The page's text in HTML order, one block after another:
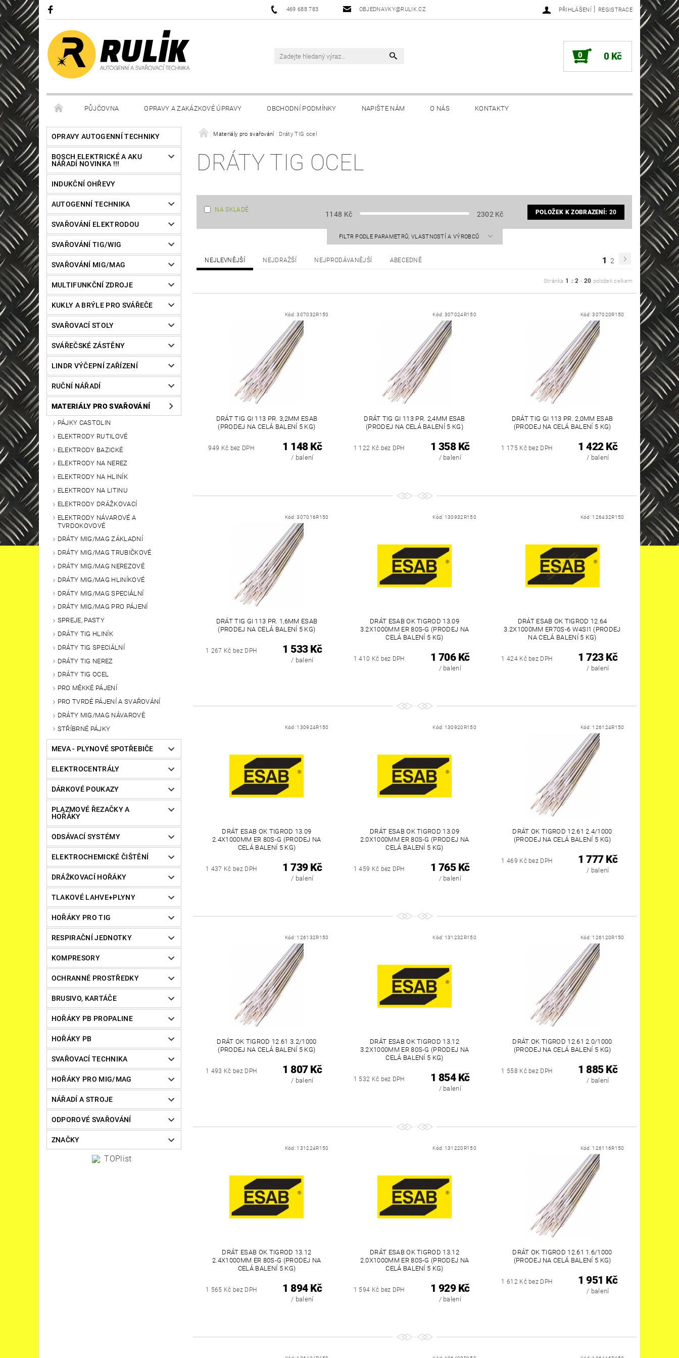
469 688 783 OBJEDNAVKY@RULIK.CZ PŘIHLÁŠENÍ | REGISTRACE
0 0 Kč
PŮJČOVNA OPRAVY A ZAKÁZKOVÉ ÚPRAVY OBCHODNÍ PODMÍNKY NAPIŠTE NÁM O NÁS KONTAKTY
OPRAVY AUTOGENNÍ TECHNIKY
BOSCH ELEKTRICKÉ A AKU
NÁŘADÍ NOVINKA !!!
INDUKČNÍ OHŘEVY
AUTOGENNÍ TECHNIKA
SVAŘOVÁNÍ ELEKTRODOU
SVAŘOVÁNÍ TIG/WIG
SVAŘOVÁNÍ MIG/MAG
MULTIFUNKČNÍ ZDROJE
KUKLY A BRÝLE PRO SVÁŘEČE
SVAŘOVACÍ STOLY
SVÁŘEČSKÉ ZÁSTĚNY
LINDR VÝČEPNÍ ZAŘÍZENÍ
RUČNÍ NÁŘADÍ
MATERIÁLY PRO SVAŘOVÁNÍ
PÁJKY CASTOLIN
ELEKTRODY RUTILOVÉ
ELEKTRODY BAZICKÉ
ELEKTRODY NA NEREZ
ELEKTRODY NA HLINÍK
ELEKTRODY NA LITINU
ELEKTRODY DRÁŽKOVACÍ
ELEKTRODY NÁVAROVÉ A
TVRDOKOVOVÉ
DRÁTY MIG/MAG ZÁKLADNÍ
DRÁTY MIG/MAG TRUBIČKOVÉ
DRÁTY MIG/MAG NEREZOVÉ
DRÁTY MIG/MAG HLINÍKOVÉ
DRÁTY MIG/MAG SPECIÁLNÍ
DRÁTY MIG/MAG PRO PÁJENÍ
SPREJE, PASTY
DRÁTY TIG HLINÍK
DRÁTY TIG SPECIÁLNÍ
DRÁTY TIG NEREZ
DRÁTY TIG OCEL
PRO MĚKKÉ PÁJENÍ
PRO TVRDÉ PÁJENÍ A SVAŘOVÁNÍ
DRÁTY MIG/MAG NÁVAROVÉ
STŘÍBRNÉ PÁJKY
MEVA - PLYNOVÉ SPOTŘEBIČE
ELEKTROCENTRÁLY
DÁRKOVÉ POUKAZY
PLAZMOVÉ ŘEZAČKY A
HOŘÁKY
ODSÁVACÍ SYSTÉMY
ELEKTROCHEMICKÉ ČIŠTĚNÍ
DRÁŽKOVACÍ HOŘÁKY
TLAKOVÉ LAHVE+PLYNY
HOŘÁKY PRO TIG
RESPIRAČNÍ JEDNOTKY
KOMPRESORY
OCHRANNÉ PROSTŘEDKY
BRUSIVO, KARTÁČE
HOŘÁKY PB PROPALINE
HOŘÁKY PB
SVAŘOVACÍ TECHNIKA
HOŘÁKY PRO MIG/MAG
NÁŘADÍ A STROJE
ODPOROVÉ SVAŘOVÁNÍ
ZNAČKY
Materiály pro svařování Dráty TIG ocel
DRÁTY TIG OCEL
NA SKLADĚ
1148 Kč 2302 Kč POLOŽEK K ZOBRAZENÍ: 20
FILTR PODLE PARAMETRŮ, VLASTNOSTÍ A VÝROBCŮ
NEJLEVNĚJŠÍ NEJDRAŽŠÍ NEJPRODÁVANĚJŠÍ ABECEDNĚ 1 2
Stránka 1 z2 - 20 položek celkem
Kód:307032R150
DRÁT TIG GI 113 PR. 3,2MM ESAB
(PRODEJ NA CELÁ BALENÍ 5 KG)
949 Kč bez DPH 1 148 Kč
/ balení
Kód: 307024R150
DRÁT TIG GI 113 PR. 2,4MM ESAB
(PRODEJ NA CELÁ BALENÍ 5 KG)
1 122 Kč bez DPH 1 358 Kč
/ balení
Kód:307020R150
DRÁT TIG GI 113 PR. 2,0MM ESAB
(PRODEJ NA CELÁ BALENÍ 5 KG)
1 175 Kč bez DPH 1 422 Kč
/ balení
Kód:307016R150
DRÁT TIG GI 113 PR. 1,6MM ESAB
(PRODEJ NA CELÁ BALENÍ 5 KG)
1 267 Kč bez DPH 1 533 Kč
/ balení
Kód: 130932R150
DRÁT ESAB OK TIGROD 13.09
3.2X1000MM ER 80S-G (PRODEJ NA
CELÁ BALENÍ 5 KG)
1 410 Kč bez DPH 1 706 Kč
/ balení
Kód: 126432R150
DRÁT ESAB OK TIGROD 12.64
3.2X1000MM ER70S-6 W4SI1 (PRODEJ
NA CELÁ BALENÍ 5 KG)
1 424 Kč bez DPH 1 723 Kč
/ balení
Kód: 130924R150
DRÁT ESAB OK TIGROD 13.09
2.4X1000MM ER 80S-G (PRODEJ NA
CELÁ BALENÍ 5 KG)
1 437 Kč bez DPH 1 739 Kč
/ balení
Kód: 130920R150
DRÁT ESAB OK TIGROD 13.09
2.0X1000MM ER 80S-G (PRODEJ NA
CELÁ BALENÍ 5 KG)
1 459 Kč bez DPH 1 765 Kč
/ balení
Kód: 126124R150
DRÁT OK TIGROD 12.61 2.4/1000
(PRODEJ NA CELÁ BALENÍ 5 KG)
1 469 Kč bez DPH 1 777 Kč
/ balení
Kód: 126132R150
DRÁT OK TIGROD 12.61 3.2/1000
(PRODEJ NA CELÁ BALENÍ 5 KG)
1 493 Kč bez DPH 1 807 Kč
/ balení
Kód: 131232R150
DRÁT ESAB OK TIGROD 13.12
3.2X1000MM ER 80S-G (PRODEJ NA
CELÁ BALENÍ 5 KG)
1 532 Kč bez DPH 1 854 Kč
/ balení
Kód: 126120R150
DRÁT OK TIGROD 12.61 2.0/1000
(PRODEJ NA CELÁ BALENÍ 5 KG)
1 558 Kč bez DPH 1 885 Kč
/ balení
Kód: 131224R150
DRÁT ESAB OK TIGROD 13.12
2.4X1000MM ER 80S-G (PRODEJ NA
CELÁ BALENÍ 5 KG)
1 565 Kč bez DPH 1 894 Kč
/ balení
Kód: 131220R150
DRÁT ESAB OK TIGROD 13.12
2.0X1000MM ER 80S-G (PRODEJ NA
CELÁ BALENÍ 5 KG)
1 594 Kč bez DPH 1 929 Kč
/ balení
Kód: 126116R150
DRÁT OK TIGROD 12.61 1.6/1000
(PRODEJ NA CELÁ BALENÍ 5 KG)
1 612 Kč bez DPH 1 951 Kč
/ balení